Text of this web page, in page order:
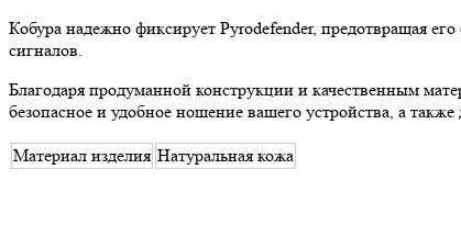
Кобура надежно фиксирует Pyrodefender, предотвращая
сигналов.
Благодаря продуманной конструкции и качественным
безопасное и удобное ношение вашего устройства, а также
Материал изделия Натуральная кожа